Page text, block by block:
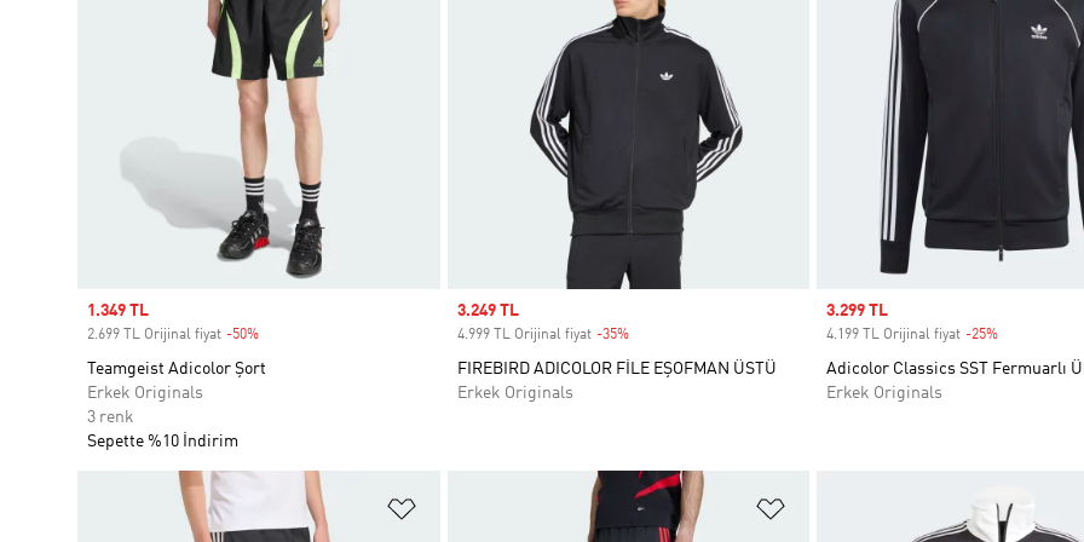
Sale price
1.349 TL
2.699 TL Orijinal fiyat -50%
Teamgeist Adicolor Şort
Erkek Originals
3 renk
Sepette %10 İndirim
Sale price
3.249 TL
4.999 TL Orijinal fiyat -35%Discount
FIREBIRD ADICOLOR FİLE EŞOFMAN ÜSTÜ
Erkek Originals
Sale price
3.299 TL
4.199 TL Orijinal fiyat -25%
Adicolor Classics SST Fermuarlı
Erkek Originals
Favori Listesine Ekle